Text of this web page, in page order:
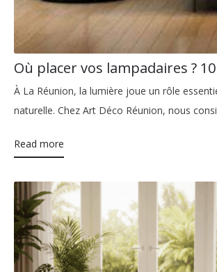
Où placer vos lampadaires ?
À La Réunion, la lumière joue un rôle
naturelle. Chez Art Déco Réunion, nous
Read more